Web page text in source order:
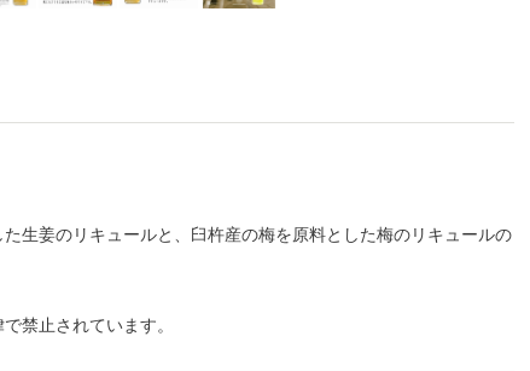
生姜のリキュールと、臼杵産の梅を原料とした梅のリキュールの
禁止されています。